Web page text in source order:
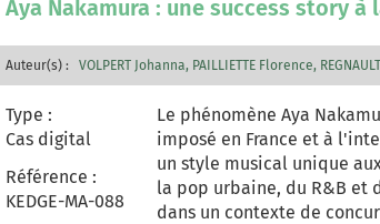
Aya Nakamura : une success story à
Auteur(s) : VOLPERT Johanna PAILLIETTE Florence
Type :
Cas digital
Référence :
KEDGE-MA-088
Le phénomène Aya
imposé en France et à
un style musical unique
la pop urbaine, du R&B et
dans un contexte de